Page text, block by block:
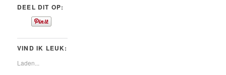
DEEL DIT OP:
VIND IK LEUK:
Laden...